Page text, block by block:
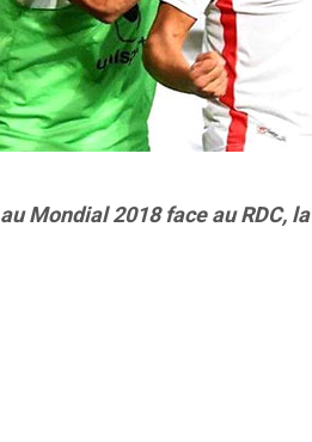
Mondial 2018 face au RDC,